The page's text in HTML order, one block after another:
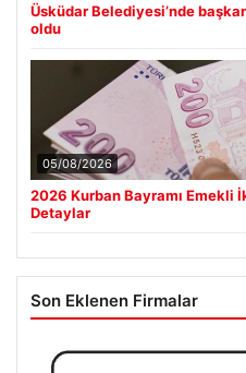
Üsküdar Belediyesi’nde
oldu
05/08/2026
2026 Kurban Bayramı Emekli
Detaylar
Son Eklenen Firmalar